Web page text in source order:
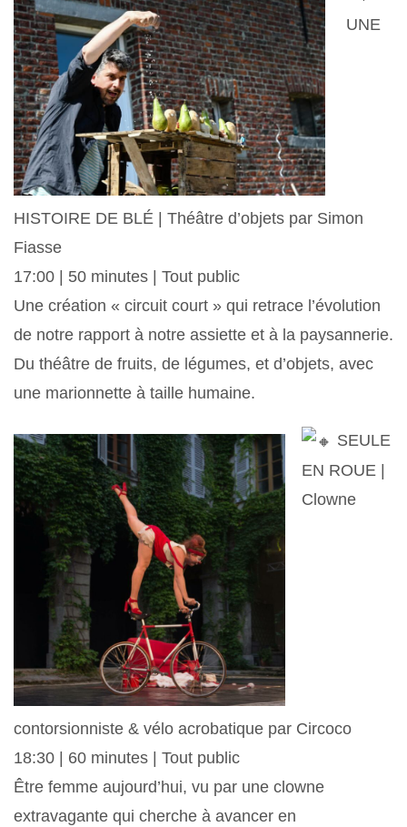
UNE
HISTOIRE DE BLÉ | Théâtre d’objets par Simon
Fiasse
17:00 | 50 minutes | Tout public
Une création « circuit court » qui retrace l’évolution
de notre rapport à notre assiette et à la paysannerie.
Du théâtre de fruits, de légumes, et d’objets, avec
une marionnette à taille humaine.
SEULE
EN ROUE |
Clowne
contorsionniste & vélo acrobatique par Circoco
18:30 | 60 minutes | Tout public
Être femme aujourd’hui, vu par une clowne
extravagante qui cherche à avancer en